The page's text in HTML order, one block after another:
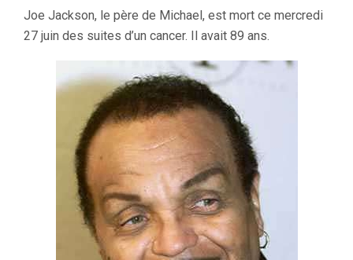
Joe Jackson, le père de Michael, est mort ce mercredi
27 juin des suites d’un cancer. Il avait 89 ans.